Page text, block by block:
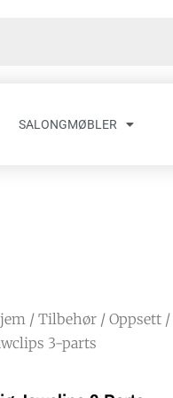
SALONGMØBLER
/ Tilbehør / Oppsett /
3-parts